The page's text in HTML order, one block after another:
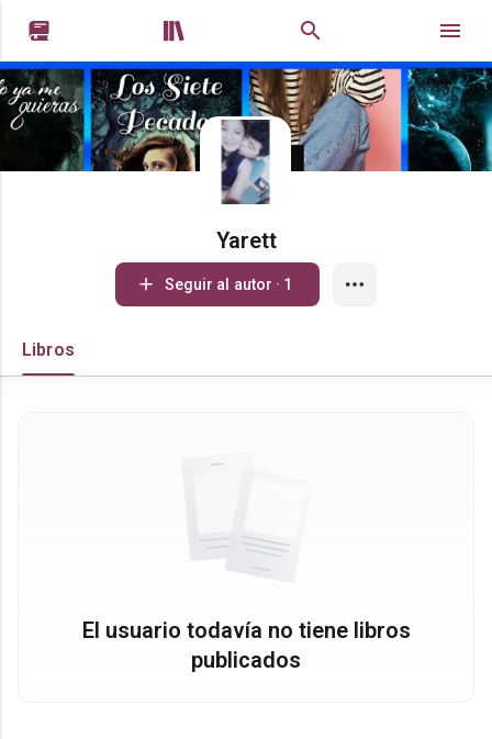
 
Yarett
Seguir al autor · 1
Libros
El usuario todavía no tiene libros
publicados